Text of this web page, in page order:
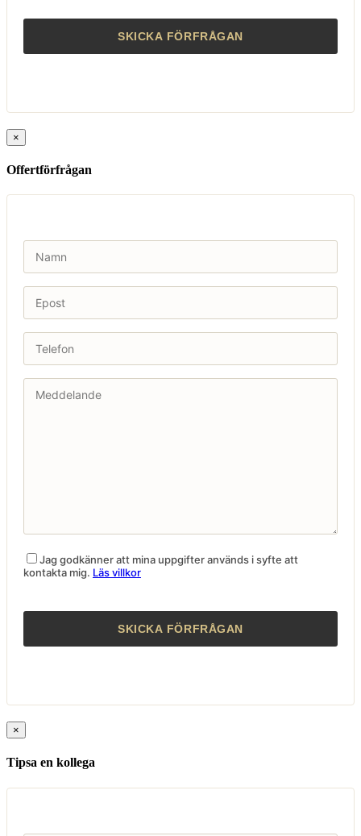
×
Offertförfrågan
Jag godkänner att mina uppgifter används i syfte att
kontakta mig. Läs villkor
×
Tipsa en kollega